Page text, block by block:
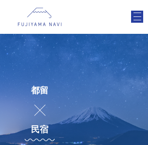
都留
民宿